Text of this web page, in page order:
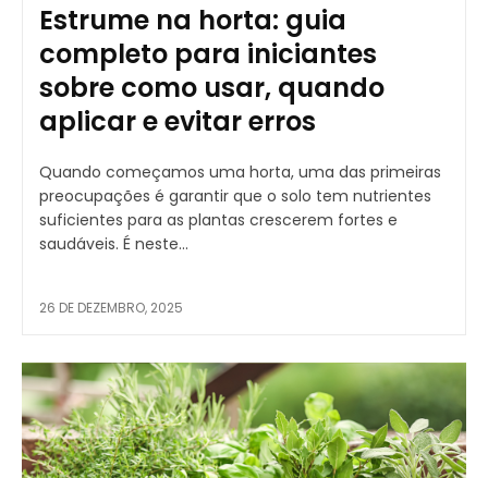
Estrume na horta: guia
completo para iniciantes
sobre como usar, quando
aplicar e evitar erros
Quando começamos uma horta, uma das primeiras
preocupações é garantir que o solo tem nutrientes
suficientes para as plantas crescerem fortes e
saudáveis. É neste...
26 DE DEZEMBRO, 2025